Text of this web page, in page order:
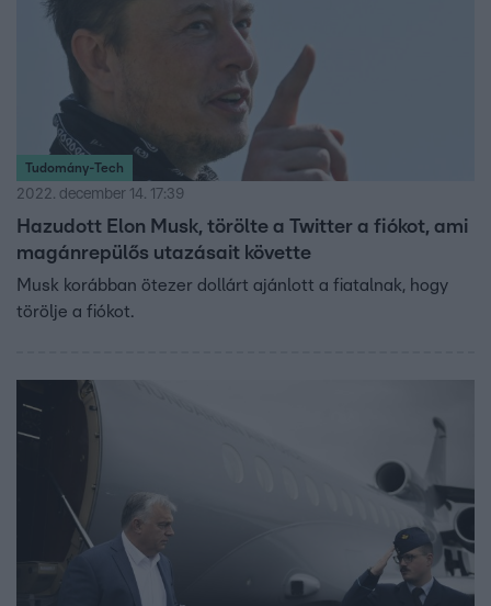
Tudomány-Tech
2022. december 14. 17:39
Hazudott Elon Musk, törölte a Twitter a fiókot, ami
magánrepülős utazásait követte
Musk korábban ötezer dollárt ajánlott a fiatalnak, hogy
törölje a fiókot.